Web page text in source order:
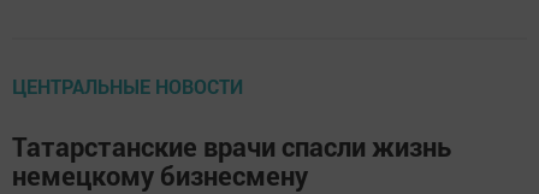
ЦЕНТРАЛЬНЫЕ НОВОСТИ
Татарстанские врачи спасли жизнь
немецкому бизнесмену